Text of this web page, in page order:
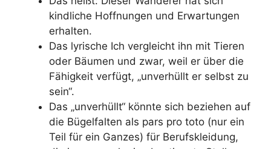
kindliche Hoffnungen und Erwartungen
erhalten.
Das lyrische Ich vergleicht ihn mit Tieren
oder Bäumen und zwar, weil er über die
Fähigkeit verfügt, „unverhüllt er selbst zu
sein“.
Das „unverhüllt“ könnte sich beziehen auf
die Bügelfalten als pars pro toto (nur ein
Teil für ein Ganzes) für Berufskleidung,